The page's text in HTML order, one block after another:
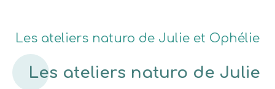
Les ateliers naturo de Julie et Ophélie
Les ateliers naturo de Julie